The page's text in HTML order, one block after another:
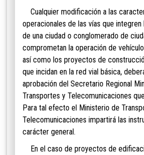
Cualquier modificación a las
operacionales de las vías que integren
de una ciudad o conglomerado de
comprometan la operación de
así como los proyectos de
que incidan en la red vial básica,
aprobación del Secretario Regional
Transportes y Telecomunicaciones
Para tal efecto el Ministerio de
Telecomunicaciones impartirá las
carácter general.
En el caso de proyectos de